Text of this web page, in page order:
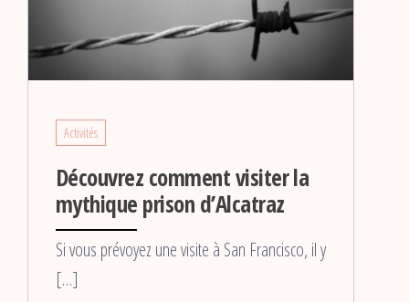
Activités
Découvrez comment visiter la
mythique prison d’Alcatraz
Si vous prévoyez une visite à San Francisco, il y
[…]